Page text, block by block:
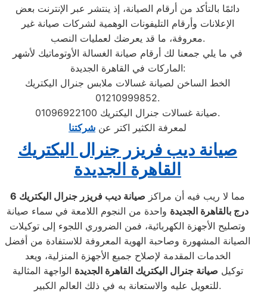
دائمًا بالتأكد من أرقام الصيانة، إذ ينتشر عبر الإنترنت بعض
الإعلانات وأرقام التليفونات الوهمية لشركات صيانة غير
معروفة، ما قد يعرضك لعمليات النصب.
في ما يلي جمعنا لك أرقام صيانة الغسالة الأوتوماتيك لأشهر
الماركات في القاهرة الجديدة:
الخط الساخن لصيانة غسالات ملابس جنرال اليكتريك
01210999852.
صيانة غسالات جنرال اليكتريك 01096922100.
لمعرفة الكثير اكتر عن شركتنا
صيانة ديب فريزر جنرال اليكتريك
القاهرة الجديدة
مما لا ريب فيه أن مراكز صيانة ديب فريزر جنرال اليكتريك 6
درج بالقاهرة الجديدة واحدة من النجوم اللامعة في سماء صيانة
وتصليح الأجهزة الكهربائية، فمن الضروري اللجوء إلى توكيلات
الصيانة المشهورة وصاحبة الهوية المعروفة للاستفادة من أفضل
الخدمات المقدمة لإصلاح جميع الأجهزة المنزلية، ويعد
توكيل صيانة جنرال اليكتريك القاهرة الجديدة الواجهة المثالية
للتعويل عليه والاستعانة به في ذلك العالم الكبير.